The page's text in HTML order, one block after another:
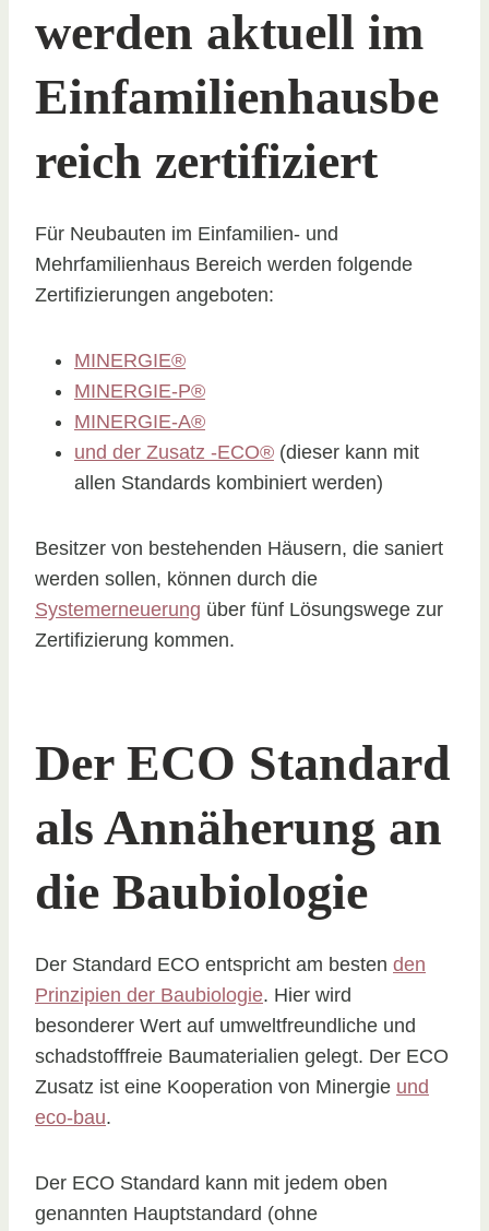
werden aktuell im
Einfamilienhausbe
reich zertifiziert
Für Neubauten im Einfamilien- und
Mehrfamilienhaus Bereich werden folgende
Zertifizierungen angeboten:
MINERGIE®
MINERGIE-P®
MINERGIE-A®
und der Zusatz -ECO® (dieser kann mit
allen Standards kombiniert werden)
Besitzer von bestehenden Häusern, die saniert
werden sollen, können durch die
Systemerneuerung über fünf Lösungswege zur
Zertifizierung kommen.
Der ECO Standard
als Annäherung an
die Baubiologie
Der Standard ECO entspricht am besten den
Prinzipien der Baubiologie. Hier wird
besonderer Wert auf umweltfreundliche und
schadstofffreie Baumaterialien gelegt. Der ECO
Zusatz ist eine Kooperation von Minergie und
eco-bau.
Der ECO Standard kann mit jedem oben
genannten Hauptstandard (ohne